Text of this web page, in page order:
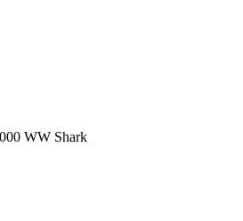
WW Shark